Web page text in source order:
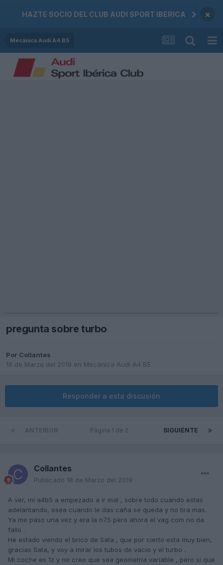
HAZTE SOCIO DEL CLUB AUDI SPORT IBERICA ×
Mecánica Audi A4 B5
pregunta sobre turbo
Por Collantes
18 de Marzo del 2019 en Mecánica Audi A4 B5
Responder a esta discusión
SIGUIENTE
Página 1 de 2
Collantes
Publicado 18 de Marzo del 2019
A ver, mi a4b5 a empezado a ir mal , sobre todo cuando estas
adelantando, osea cuando le das caña se queda y no tira mas.
Ya me paso una vez y era la n75 pero ahora el vag com no da
fallo .
He estado viendo el brico de Sata , que por cierto esta muy bien,
gracias Sata, y voy a mirar los tubos de vacio y el turbo .
Mi coche es 1z y no creo que sea geometria variable , pero si que